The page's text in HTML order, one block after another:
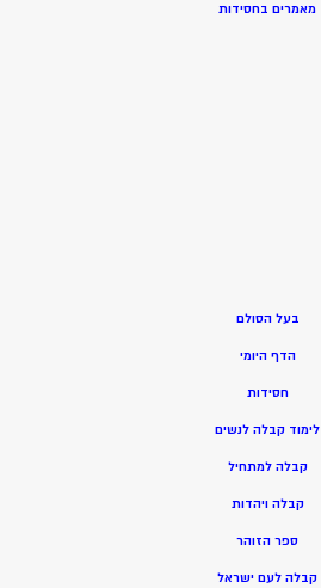
מאמרים בחסידות
בעל הסולם
הדף היומי
חסידות
לימוד קבלה לנשים
קבלה למתחיל
קבלה ויהדות
ספר הזוהר
קבלה לעם ישראל